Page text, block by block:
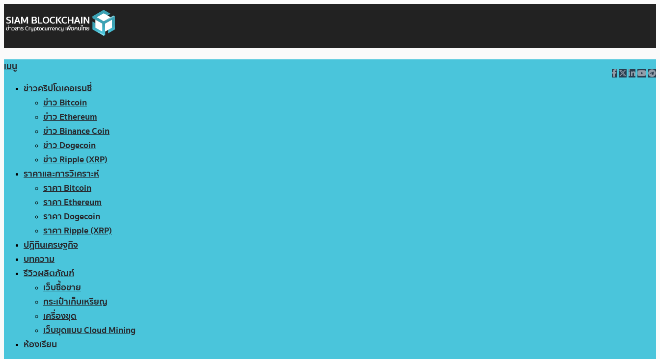
เมนู
ข่าวคริปโตเคอเรนซี่
ข่าว Bitcoin
ข่าว Ethereum
ข่าว Binance Coin
ข่าว Dogecoin
ข่าว Ripple (XRP)
ราคาและการวิเคราะห์
ราคา Bitcoin
ราคา Ethereum
ราคา Dogecoin
ราคา Ripple (XRP)
ปฏิทินเศรษฐกิจ
บทความ
รีวิวผลิตภัณฑ์
เว็บซื้อขาย
กระเป๋าเก็บเหรียญ
เครื่องขุด
เว็บขุดแบบ Cloud Mining
ห้องเรียน